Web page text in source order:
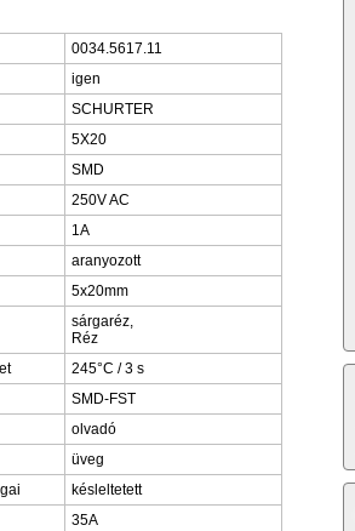
0034.5617.11
igen
SCHURTER
5X20
SMD
250V AC
1A
aranyozott
5x20mm
sárgaréz,
Réz
245°C / 3 s
SMD-FST
olvadó
üveg
késleltetett
35A